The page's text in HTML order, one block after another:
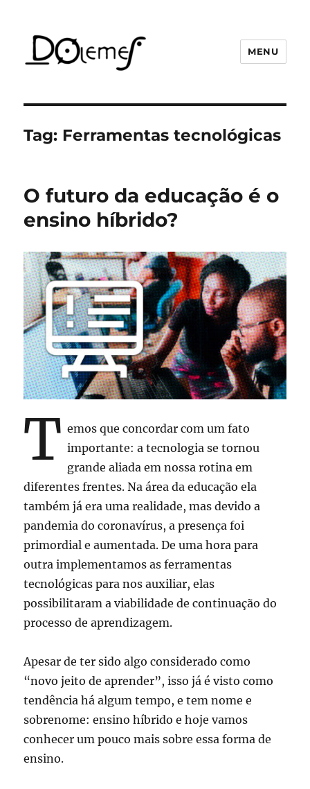
MENU
Tag: Ferramentas tecnológicas
O futuro da educação é o
ensino híbrido?
T emos que concordar com um fato
importante: a tecnologia se tornou
grande aliada em nossa rotina em
diferentes frentes. Na área da educação ela
também já era uma realidade, mas devido a
pandemia do coronavírus, a presença foi
primordial e aumentada. De uma hora para
outra implementamos as ferramentas
tecnológicas para nos auxiliar, elas
possibilitaram a viabilidade de continuação do
processo de aprendizagem.
Apesar de ter sido algo considerado como
“novo jeito de aprender”, isso já é visto como
tendência há algum tempo, e tem nome e
sobrenome: ensino híbrido e hoje vamos
conhecer um pouco mais sobre essa forma de
ensino.